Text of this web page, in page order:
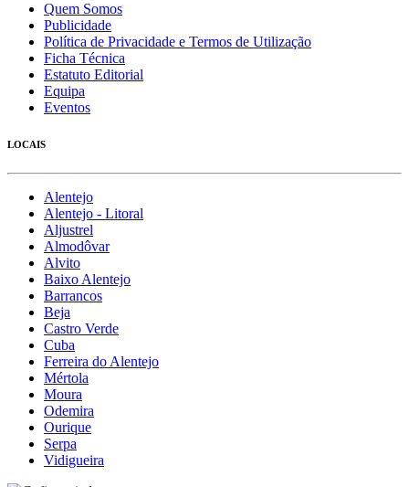
Quem Somos
Publicidade
Política de Privacidade e Termos de Utilização
Ficha Técnica
Estatuto Editorial
Equipa
Eventos
LOCAIS
Alentejo
Alentejo - Litoral
Aljustrel
Almodôvar
Alvito
Baixo Alentejo
Barrancos
Beja
Castro Verde
Cuba
Ferreira do Alentejo
Mértola
Moura
Odemira
Ourique
Serpa
Vidigueira